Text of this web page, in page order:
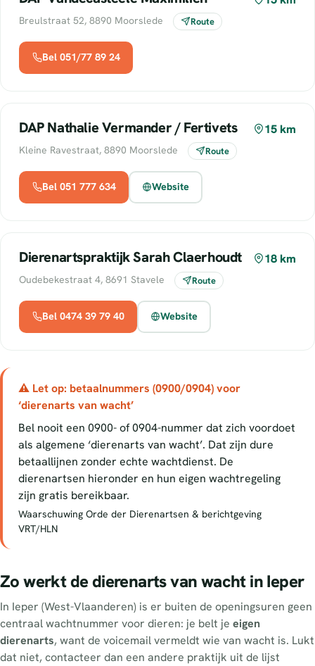
Breulstraat 52, 8890 Moorslede Route
Bel 051/77 89 24
DAP Nathalie Vermander / Fertivets 15 km
Kleine Ravestraat, 8890 Moorslede Route
Bel 051 777 634 Website
Dierenartspraktijk Sarah Claerhoudt 18 km
Oudebekestraat 4, 8691 Stavele Route
Bel 0474 39 79 40 Website
⚠ Let op: betaalnummers (0900/0904) voor
‘dierenarts van wacht’
Bel nooit een 0900- of 0904-nummer dat zich voordoet
als algemene ‘dierenarts van wacht’. Dat zijn dure
betaallijnen zonder echte wachtdienst. De
dierenartsen hieronder en hun eigen wachtregeling
zijn gratis bereikbaar.
Waarschuwing Orde der Dierenartsen & berichtgeving
VRT/HLN
Zo werkt de dierenarts van wacht in Ieper
In Ieper (West-Vlaanderen) is er buiten de openingsuren geen
centraal wachtnummer voor dieren: je belt je eigen
dierenarts, want de voicemail vermeldt wie van wacht is. Lukt
dat niet, contacteer dan een andere praktijk uit de lijst